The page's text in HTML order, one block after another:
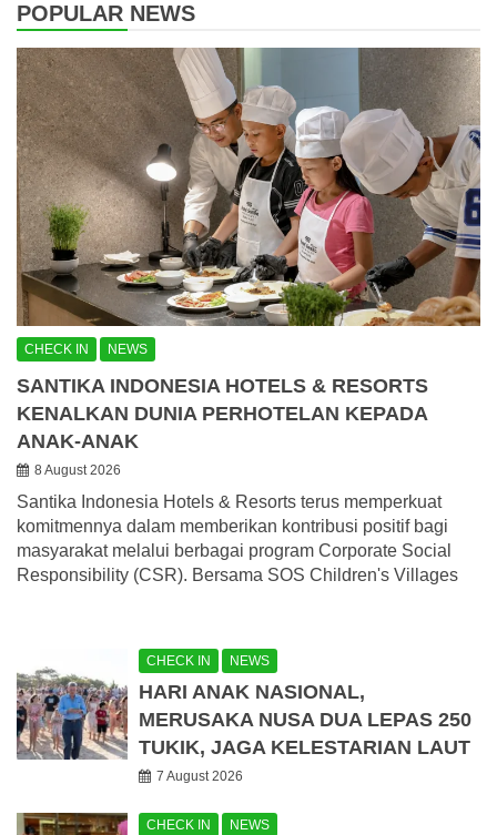
POPULAR NEWS
CHECK IN NEWS
SANTIKA INDONESIA HOTELS & RESORTS
KENALKAN DUNIA PERHOTELAN KEPADA
ANAK-ANAK
8 August 2026
Santika Indonesia Hotels & Resorts terus memperkuat
komitmennya dalam memberikan kontribusi positif bagi
masyarakat melalui berbagai program Corporate Social
Responsibility (CSR). Bersama SOS Children's Villages
CHECK IN NEWS
HARI ANAK NASIONAL,
MERUSAKA NUSA DUA LEPAS 250
TUKIK, JAGA KELESTARIAN LAUT
7 August 2026
CHECK IN NEWS